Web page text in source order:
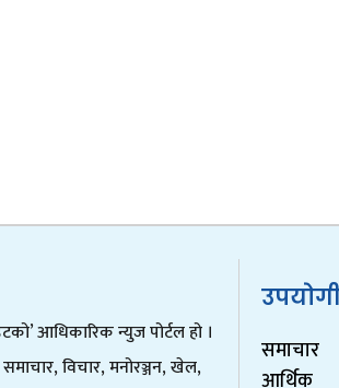
आधिकारिक न्युज पोर्टल हो ।
विचार, मनोरञ्जन, खेल,
समाचार